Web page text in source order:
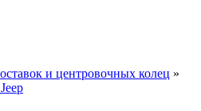
и центровочных колец »